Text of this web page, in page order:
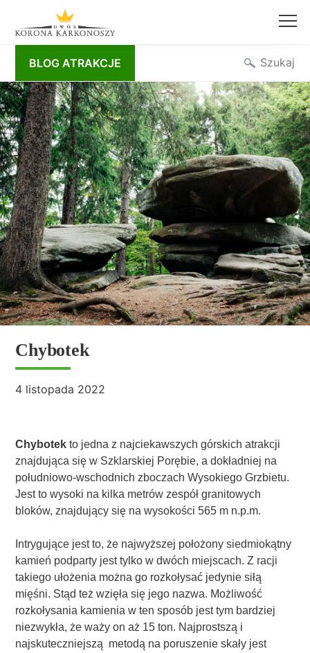
treści
BLOG ATRAKCJE
Chybotek
4 listopada 2022
Chybotekto jedna z najciekawszych górskich atrakcji
znajdująca się w Szklarskiej Porębie, a dokładniej na
południowo-wschodnich zboczach Wysokiego Grzbietu.
Jest to wysoki na kilka metrów zespół granitowych
bloków, znajdujący się na wysokości 565 m n.p.m.
Intrygujące jest to, że najwyższej położony siedmiokątny
kamień podparty jest tylko w dwóch miejscach. Z racji
takiego ułożenia można go rozkołysać jedynie siłą
mięśni. Stąd też wzięła się jego nazwa. Możliwość
rozkołysania kamienia w ten sposób jest tym bardziej
niezwykła, że waży on aż 15 ton. Najprostszą i
najskuteczniejszą metodą na poruszenie skały jest